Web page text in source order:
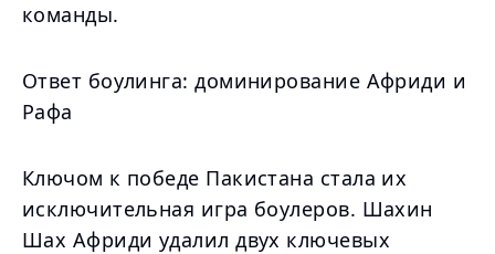
команды.
Ответ боулинга: доминирование Африди и
Рафа
Ключом к победе Пакистана стала их
исключительная игра боулеров. Шахин
Шах Африди удалил двух ключевых